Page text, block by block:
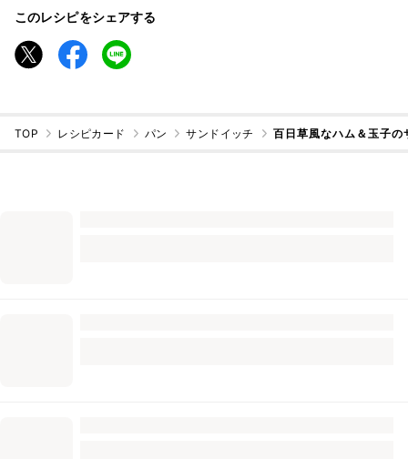
このレシピをシェアする
TOP レシピカード パン サンドイッチ 百日草風なハム＆玉子